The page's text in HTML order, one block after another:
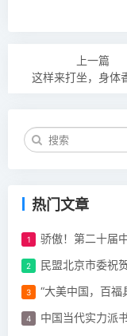
上一篇
这样来打坐，身体
热门文章
骄傲！第二十届
民盟北京市委祝
“大美中国，百福
中国当代实力派